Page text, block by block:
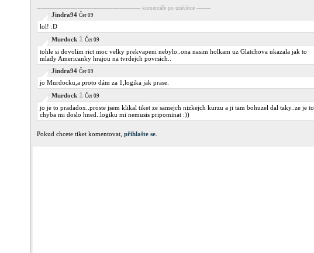
----------------------------------------------------------- komentáře po uzávěrce --------
Jindra94 Čer 09
lol! :D
Murdock 1 Čer 09
tohle si dovolim rict moc velky prekvapeni nebylo..ona nasim holkam uz Glatchova ukazala jak to
mlady Americanky hrajou na tvrdejch povrsich..
Jindra94 Čer 09
jo Murdocku,a proto dám za 1,logika jak prase.
Murdock 1 Čer 09
jo je to pradadox..proste jsem klikal tiket ze samejch nizkejch kurzu a ji tam bohuzel dal taky..ze je to
chyba mi doslo hned..logiku mi nemusis pripominat :))
Pokud chcete tiket komentovat, přihlašte se